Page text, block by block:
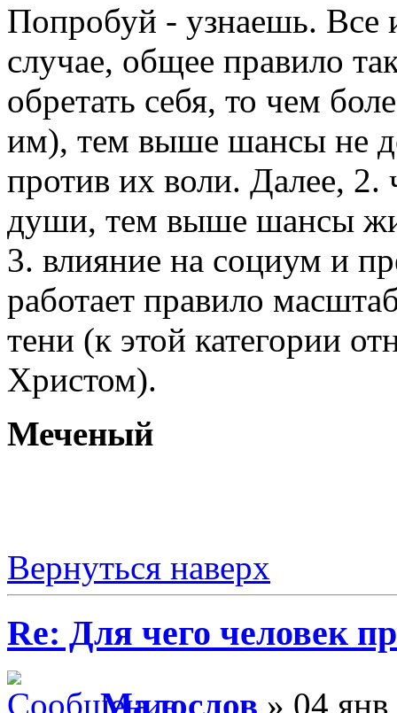
Попробуй - узнаешь. Все
случае, общее правило
обретать себя, то чем
им), тем выше шансы не
против их воли. Далее,
души, тем выше шансы
3. влияние на социум и
работает правило
тени (к этой категории
Христом).
Меченый
Вернуться наверх
Re: Для чего человек
Малослов » 04